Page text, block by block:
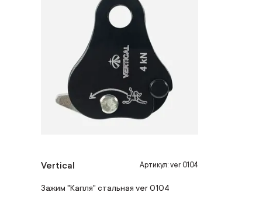
Vertical Артикул: ver 0104
Зажим "Капля" стальная ver 0104